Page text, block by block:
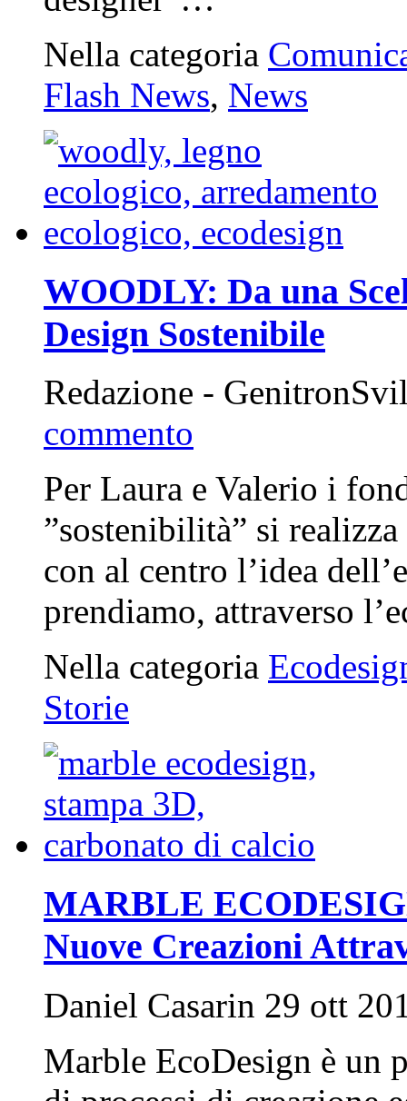
Nella categoria
Flash News, News
WOODLY: Da una
Design Sostenibile
Redazione -
commento
Per Laura e Valerio i
”sostenibilità” si
con al centro l’idea
prendiamo, attraverso
Nella categoria
Storie
MARBLE
Nuove Creazioni
Daniel Casarin 29 ott
Marble EcoDesign è un